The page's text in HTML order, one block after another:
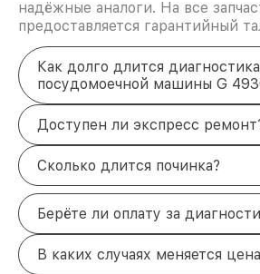
надёжные аналоги. На все
предоставляется гарантийный
Как долго длится диагностика
посудомоечной машины G
Доступен ли экспресс
Сколько длится починка?
Берёте ли оплату за
В каких случаях меняется